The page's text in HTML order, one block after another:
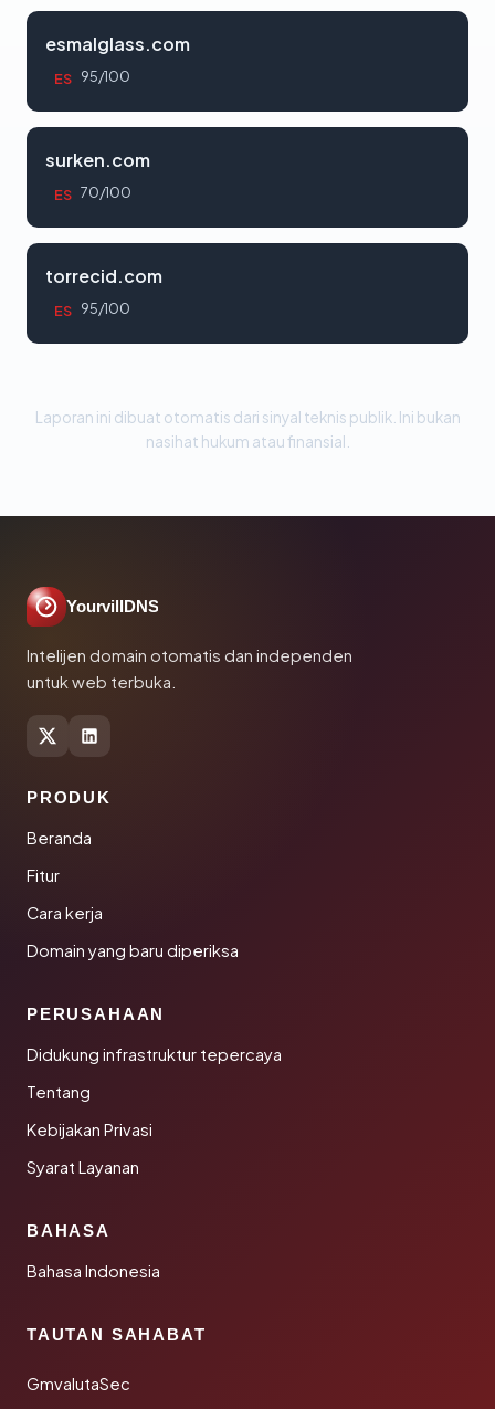
esmalglass.com
ES 95/100
surken.com
ES 70/100
torrecid.com
ES 95/100
Laporan ini dibuat otomatis dari sinyal teknis publik. Ini bukan
nasihat hukum atau finansial.
YourvillDNS
Intelijen domain otomatis dan independen
untuk web terbuka.
PRODUK
Beranda
Fitur
Cara kerja
Domain yang baru diperiksa
PERUSAHAAN
Didukung infrastruktur tepercaya
Tentang
Kebijakan Privasi
Syarat Layanan
BAHASA
Bahasa Indonesia
TAUTAN SAHABAT
GmvalutaSec